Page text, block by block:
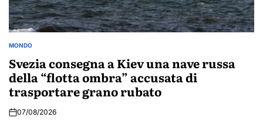
POSTED
MONDO
Svezia consegna a Kiev una nave russa
della “flotta ombra” accusata di
trasportare grano rubato
07/08/2026